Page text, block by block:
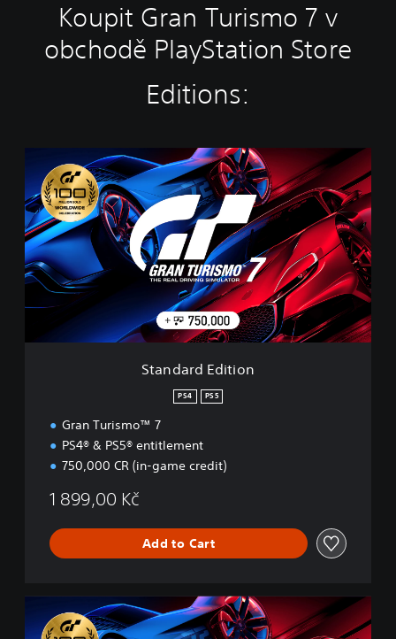
Koupit Gran Turismo 7 v
obchodě PlayStation Store
Editions:
a
n
d
a
r
d
d
t
Standard Edition
PS4 PS5
Gran Turismo™ 7
PS4® & PS5® entitlement
750,000 CR (in-game credit)
1 899,00 Kč
Add to Cart
t